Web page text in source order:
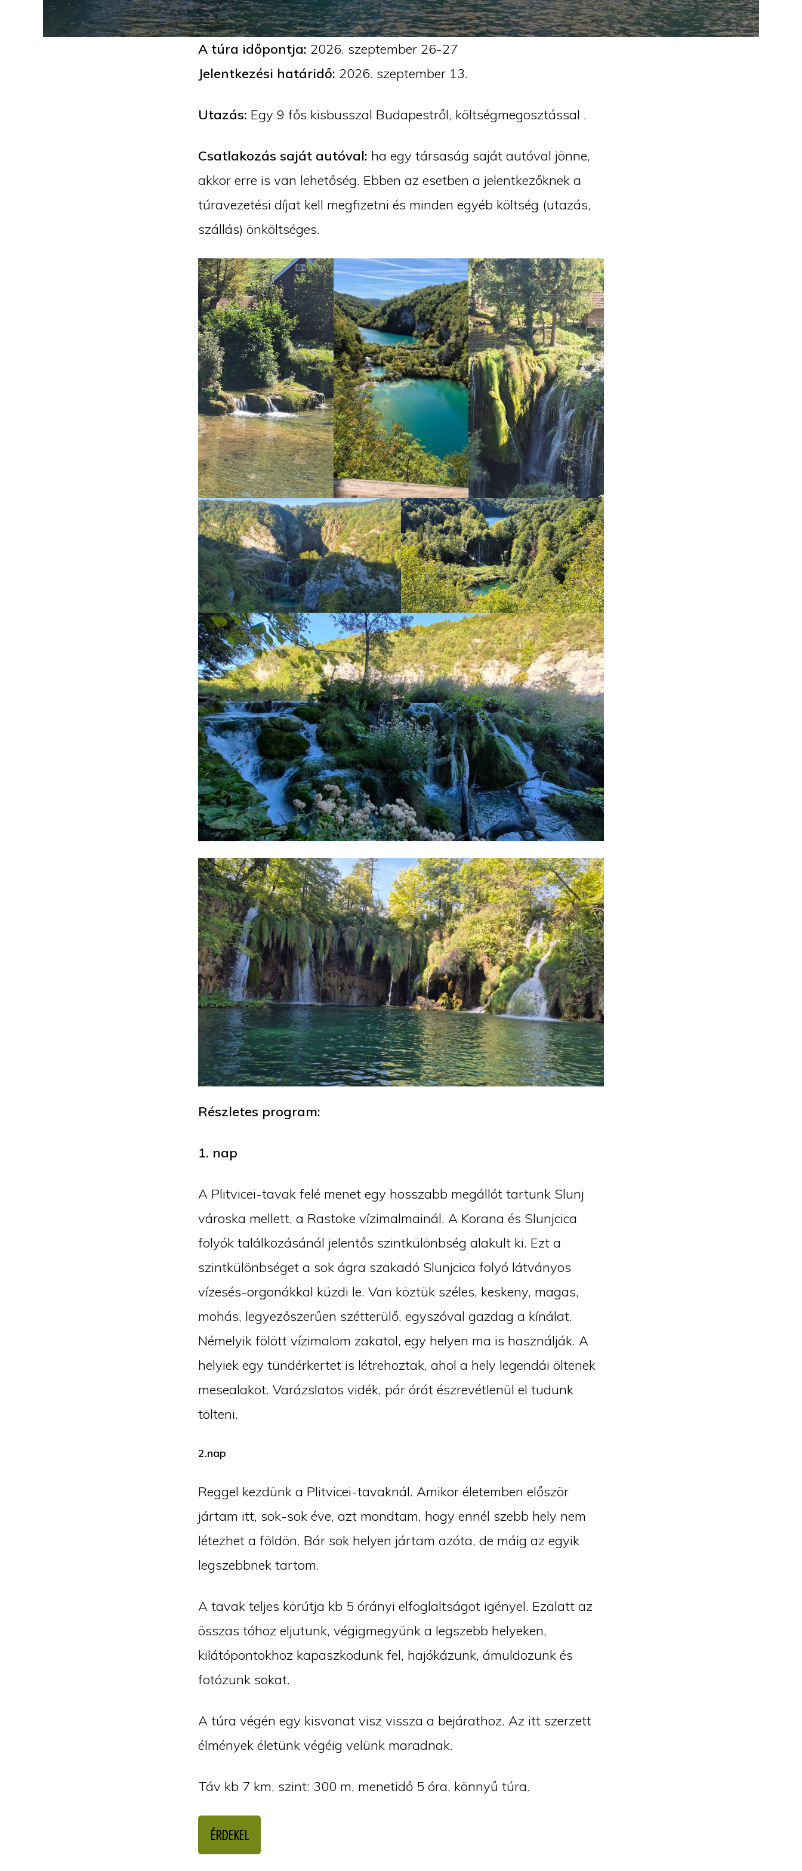
A túra időpontja: 2026. szeptember 26-27
Jelentkezési határidő: 2026. szeptember 13.
Utazás: Egy 9 fős kisbusszal Budapestről, költségmegosztással .
Csatlakozás saját autóval: ha egy társaság saját autóval jönne,
akkor erre is van lehetőség. Ebben az esetben a jelentkezőknek a
túravezetési díjat kell megfizetni és minden egyéb költség (utazás,
szállás) önköltséges.
Részletes program:
1. nap
A Plitvicei-tavak felé menet egy hosszabb megállót tartunk Slunj
városka mellett, a Rastoke vízimalmainál. A Korana és Slunjcica
folyók találkozásánál jelentős szintkülönbség alakult ki. Ezt a
szintkülönbséget a sok ágra szakadó Slunjcica folyó látványos
vízesés-orgonákkal küzdi le. Van köztük széles, keskeny, magas,
mohás, legyezőszerűen szétterülő, egyszóval gazdag a kínálat.
Némelyik fölött vízimalom zakatol, egy helyen ma is használják. A
helyiek egy tündérkertet is létrehoztak, ahol a hely legendái öltenek
mesealakot. Varázslatos vidék, pár órát észrevétlenül el tudunk
tölteni.
2.nap
Reggel kezdünk a Plitvicei-tavaknál. Amikor életemben először
jártam itt, sok-sok éve, azt mondtam, hogy ennél szebb hely nem
létezhet a földön. Bár sok helyen jártam azóta, de máig az egyik
legszebbnek tartom.
A tavak teljes körútja kb 5 órányi elfoglaltságot igényel. Ezalatt az
összas tóhoz eljutunk, végigmegyünk a legszebb helyeken,
kilátópontokhoz kapaszkodunk fel, hajókázunk, ámuldozunk és
fotózunk sokat.
A túra végén egy kisvonat visz vissza a bejárathoz. Az itt szerzett
élmények életünk végéig velünk maradnak.
Táv kb 7 km, szint: 300 m, menetidő 5 óra, könnyű túra.
ÉRDEKEL